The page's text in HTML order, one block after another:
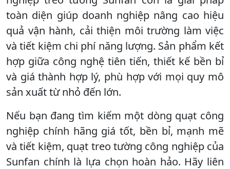
toàn diện giúp doanh nghiệp nâng cao hiệu
quả vận hành, cải thiện môi trường làm việc
và tiết kiệm chi phí năng lượng. Sản phẩm kết
hợp giữa công nghệ tiên tiến, thiết kế bền bỉ
và giá thành hợp lý, phù hợp với mọi quy mô
sản xuất từ nhỏ đến lớn.
Nếu bạn đang tìm kiếm một dòng quạt công
nghiệp chính hãng giá tốt, bền bỉ, mạnh mẽ
và tiết kiệm, quạt treo tường công nghiệp của
Sunfan chính là lựa chọn hoàn hảo. Hãy liên